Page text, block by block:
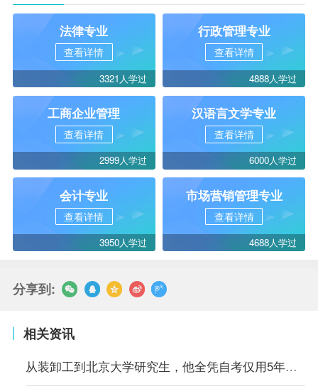
法律专业
查看详情
3321人学过
行政管理专业
查看详情
4888人学过
工商企业管理
查看详情
2999人学过
汉语言文学专业
查看详情
6000人学过
会计专业
查看详情
3950人学过
市场营销管理专业
查看详情
4688人学过
分享到:
相关资讯
从装卸工到北京大学研究生，他全凭自考仅用5年时间